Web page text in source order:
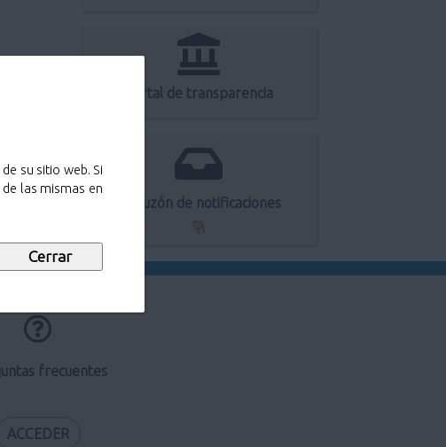
su sitio web. Si
las mismas en
Portal de transparencia
Mi buzón de notificaciones
frecuentes
ACCEDER